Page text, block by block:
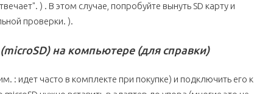
) . В этом случае, попробуйте вынуть SD карту и
проверки. ).
на компьютере (для справки)
: идет часто в комплекте при покупке) и подключить его к